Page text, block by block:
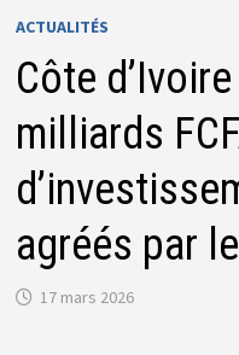
ACTUALITÉS
Côte
milliards
agréés par
17 mars 2026